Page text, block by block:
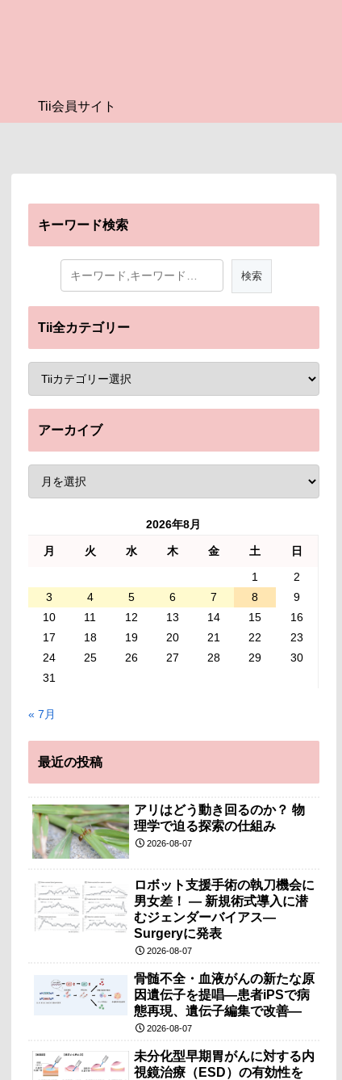
Tii会員サイト
キーワード検索
Tii全カテゴリー
アーカイブ
2026年8月
月 火 水 木 金 土
日
1
2
3
4 5 6 7 8
9
10
11 12 13 14 15
16
17
18 19 20 21 22
23
24
25 26 27 28 29
30
31
« 7月
最近の投稿
アリはどう動き回るのか？ 物
理学で迫る探索の仕組み
2026-08-07
ロボット支援手術の執刀機会に
男女差！ — 新規術式導入に潜
むジェンダーバイアス—
Surgeryに発表
2026-08-07
骨髄不全・血液がんの新たな原
因遺伝子を提唱―患者iPSで病
態再現、遺伝子編集で改善―
2026-08-07
未分化型早期胃がんに対する内
視鏡治療（ESD）の有効性を